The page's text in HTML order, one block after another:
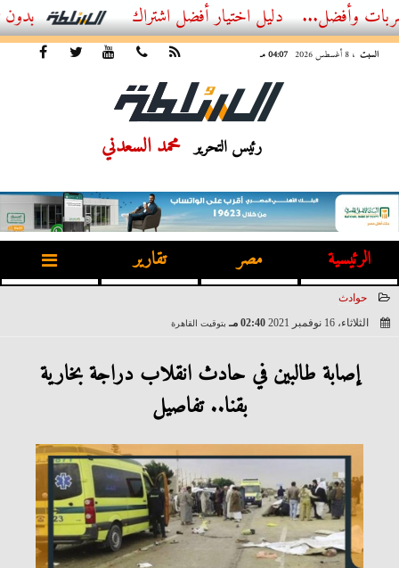
أفضل اشتراك IPTV بدون تقطيع 2026 – دليل المشاهد العصري
السبت ، 8 أغسطس 2026 04:07 مـ
رئيس التحرير محمد السعدني
الرئيسية مصر تقارير
حوادث
الثلاثاء، 16 نوفمبر 2021
02:40 مـ بتوقيت القاهرة
إصابة طالبين في حادث انقلاب دراجة بخارية
بقنا.. تفاصيل